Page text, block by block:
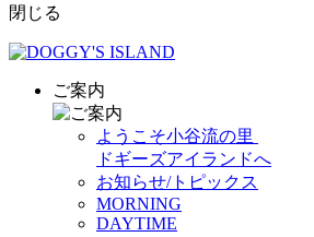
閉じる
ご案内
ようこそ小谷流の里
ドギーズアイランドへ
お知らせ/トピックス
MORNING
DAYTIME